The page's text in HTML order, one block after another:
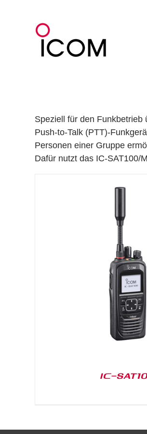
Speziell für den Funkbetrieb
Push-to-Talk (PTT)-
Personen einer Gruppe
Dafür nutzt das IC-SAT100/
IC-